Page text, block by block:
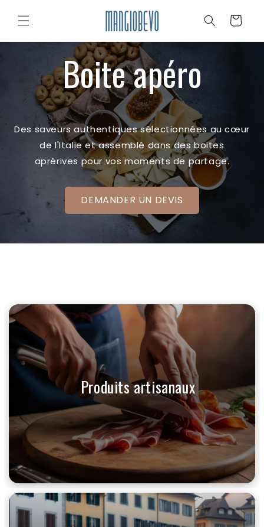
passer
au
Panier
Boite apéro
Des saveurs authentiques sélectionnées au cœur
de l'Italie et assemblé dans des boites
aprérives pour vos moments de partage.
DEMANDER UN DEVIS
Produits artisanaux